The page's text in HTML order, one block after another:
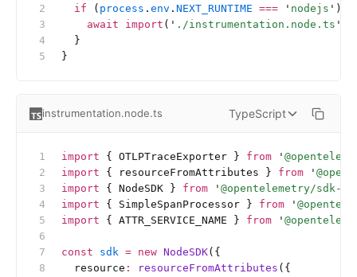
  if
( process . env . NEXT_RUNTIME === ' nodejs ' ) {
    await
import ( ' ./instrumentation.node.ts '
  }
}
instrumentation.node.ts TypeScript
import { OTLPTraceExporter } from '
import { resourceFromAttributes } from '
import { NodeSDK } from ' @opentelemetry/sdk-
import { SimpleSpanProcessor } from '
import { ATTR_SERVICE_NAME } from '
const sdk = new NodeSDK({
  resource
: resourceFromAttributes ({